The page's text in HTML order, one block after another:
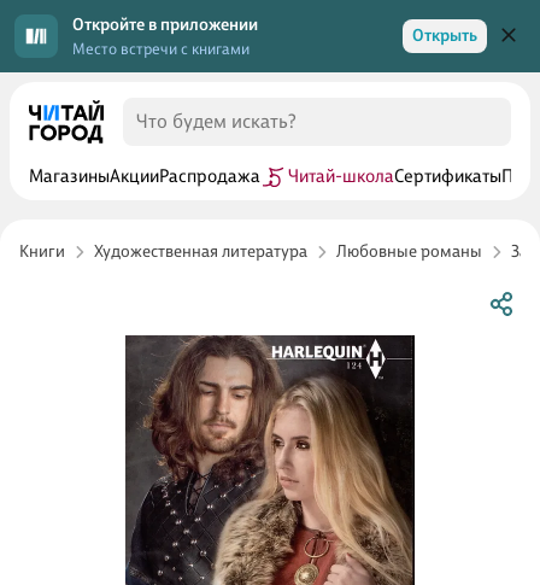
Откройте в приложении
Место встречи с книгами
Открыть
МагазиныАкцииРаспродажа Читай-школаСертификаты
Книги Художественная литература Любовные романы